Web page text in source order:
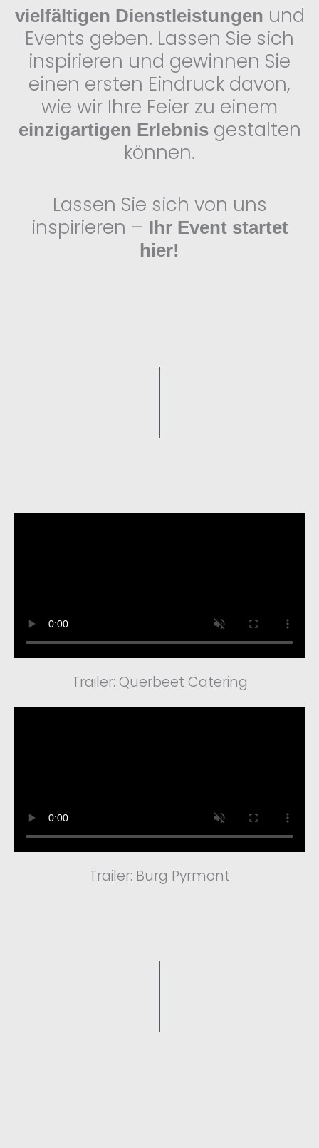
vielfältigen Dienstleistungen und
Events geben. Lassen Sie sich
inspirieren und gewinnen Sie
einen ersten Eindruck davon,
wie wir Ihre Feier zu einem
einzigartigen Erlebnisgestalten
können.
Lassen Sie sich von uns
inspirieren – Ihr Event startet
hier!
Trailer: Querbeet Catering
Trailer: Burg Pyrmont